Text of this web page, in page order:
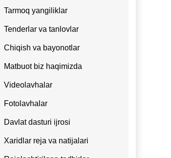
Tarmoq yangiliklar
Tenderlar va tanlovlar
Chiqish va bayonotlar
Matbuot biz haqimizda
Videolavhalar
Fotolavhalar
Davlat dasturi ijrosi
Xaridlar reja va natijalari